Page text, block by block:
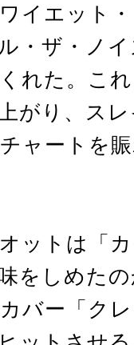
イエット
・ザ・ノ
れた。こ
がり、ス
ャートを
ットは「
をしめた
バー「ク